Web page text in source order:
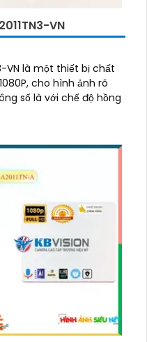
VN
VN là một thiết bị chất
cho hình ảnh rõ